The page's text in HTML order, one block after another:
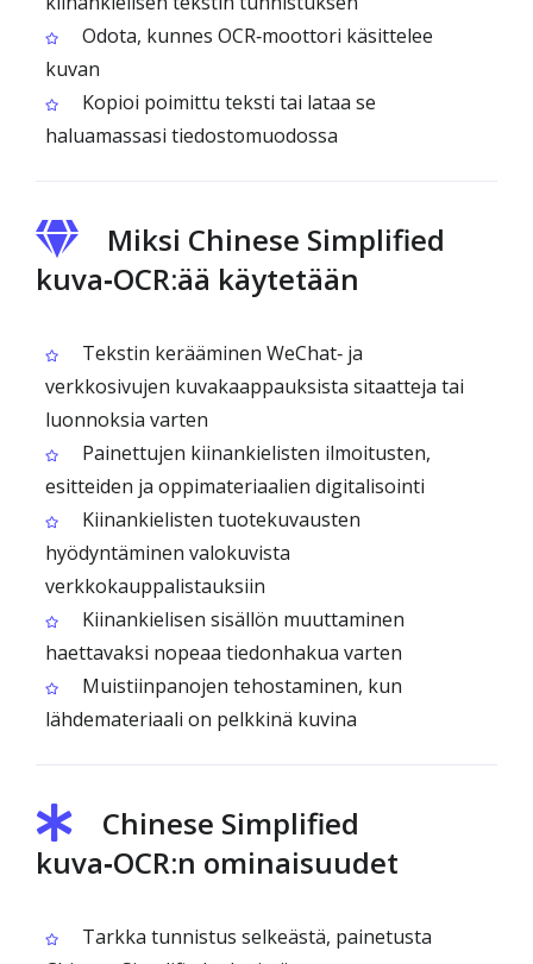
Odota, kunnes OCR‑moottori käsittelee
kuvan
Kopioi poimittu teksti tai lataa se
haluamassasi tiedostomuodossa
Miksi Chinese Simplified
kuva‑OCR:ää käytetään
Tekstin kerääminen WeChat‑ ja
verkkosivujen kuvakaappauksista sitaatteja tai
luonnoksia varten
Painettujen kiinankielisten ilmoitusten,
esitteiden ja oppimateriaalien digitalisointi
Kiinankielisten tuotekuvausten
hyödyntäminen valokuvista
verkkokauppalistauksiin
Kiinankielisen sisällön muuttaminen
haettavaksi nopeaa tiedonhakua varten
Muistiinpanojen tehostaminen, kun
lähdemateriaali on pelkkinä kuvina
Chinese Simplified
kuva‑OCR:n ominaisuudet
Tarkka tunnistus selkeästä, painetusta